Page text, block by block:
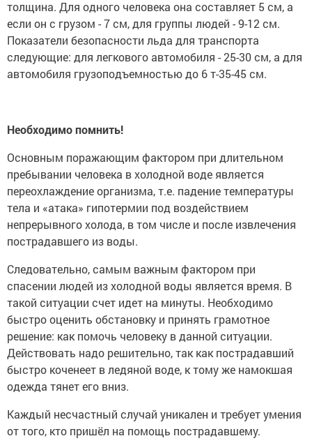
толщина. Для одного человека она составляет 5 см, а
если он с грузом - 7 см, для группы людей - 9-12 см.
Показатели безопасности льда для транспорта
следующие: для легкового автомобиля - 25-30 см, а для
автомобиля грузоподъемностью до 6 т-35-45 см.
Необходимо помнить!
Основным поражающим фактором при длительном
пребывании человека в холодной воде является
переохлаждение организма, т.е. падение температуры
тела и «атака» гипотермии под воздействием
непрерывного холода, в том числе и после извлечения
пострадавшего из воды.
Следовательно, самым важным фактором при
спасении людей из холодной воды является время. В
такой ситуации счет идет на минуты. Необходимо
быстро оценить обстановку и принять грамотное
решение: как помочь человеку в данной ситуации.
Действовать надо решительно, так как пострадавший
быстро коченеет в ледяной воде, к тому же намокшая
одежда тянет его вниз.
Каждый несчастный случай уникален и требует умения
от того, кто пришёл на помощь пострадавшему.